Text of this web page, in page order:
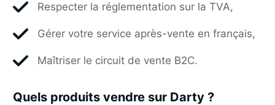
Respecter la réglementation sur la TVA,
Gérer votre service après-vente en français,
Maîtriser le circuit de vente B2C.
Quels produits vendre sur Darty ?